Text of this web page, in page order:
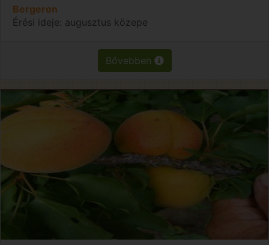
Bergeron
Érési ideje: augusztus közepe
Bővebben